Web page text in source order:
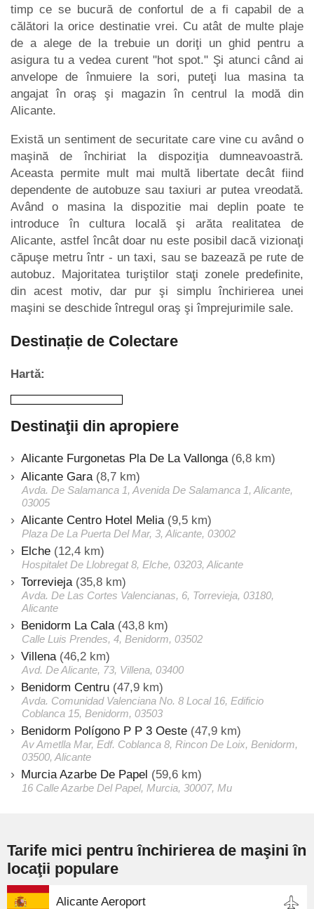
timp ce se bucură de confortul de a fi capabil de a
călători la orice destinatie vrei. Cu atât de multe plaje
de a alege de la trebuie un doriţi un ghid pentru a
asigura tu a vedea curent "hot spot." Şi atunci când ai
anvelope de înmuiere la sori, puteţi lua masina ta
angajat în oraş şi magazin în centrul la modă din
Alicante.
Există un sentiment de securitate care vine cu având o
maşină de închiriat la dispoziţia dumneavoastră.
Aceasta permite mult mai multă libertate decât fiind
dependente de autobuze sau taxiuri ar putea vreodată.
Având o masina la dispozitie mai deplin poate te
introduce în cultura locală şi arăta realitatea de
Alicante, astfel încât doar nu este posibil dacă vizionaţi
căpuşe metru într - un taxi, sau se bazează pe rute de
autobuz. Majoritatea turiştilor staţi zonele predefinite,
din acest motiv, dar pur şi simplu închirierea unei
maşini se deschide întregul oraş şi împrejurimile sale.
Destinație de Colectare
Hartă:
Destinaţii din apropiere
Alicante Furgonetas Pla De La Vallonga (6,8 km)
Alicante Gara (8,7 km)
Avda. De Salamanca 1, Avenida De Salamanca 1, Alicante,
03005
Alicante Centro Hotel Melia (9,5 km)
Plaza De La Puerta Del Mar, 3, Alicante, 03002
Elche (12,4 km)
Hospitalet De Llobregat 8, Elche, 03203, Alicante
Torrevieja (35,8 km)
Avda. De Las Cortes Valencianas, 6, Torrevieja, 03180,
Alicante
Benidorm La Cala (43,8 km)
Calle Luis Prendes, 4, Benidorm, 03502
Villena (46,2 km)
Avd. De Alicante, 73, Villena, 03400
Benidorm Centru (47,9 km)
Avda. Comunidad Valenciana No. 8 Local 16, Edificio
Coblanca 15, Benidorm, 03503
Benidorm Polígono P P 3 Oeste (47,9 km)
Av Ametlla Mar, Edf. Coblanca 8, Rincon De Loix, Benidorm,
03500, Alicante
Murcia Azarbe De Papel (59,6 km)
16 Calle Azarbe Del Papel, Murcia, 30007, Mu
Tarife mici pentru închirierea de maşini în
locaţii populare
Alicante Aeroport